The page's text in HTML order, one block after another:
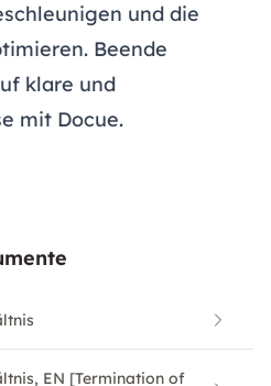
und die
Beende
klare und
mit Docue.
EN [Termination of